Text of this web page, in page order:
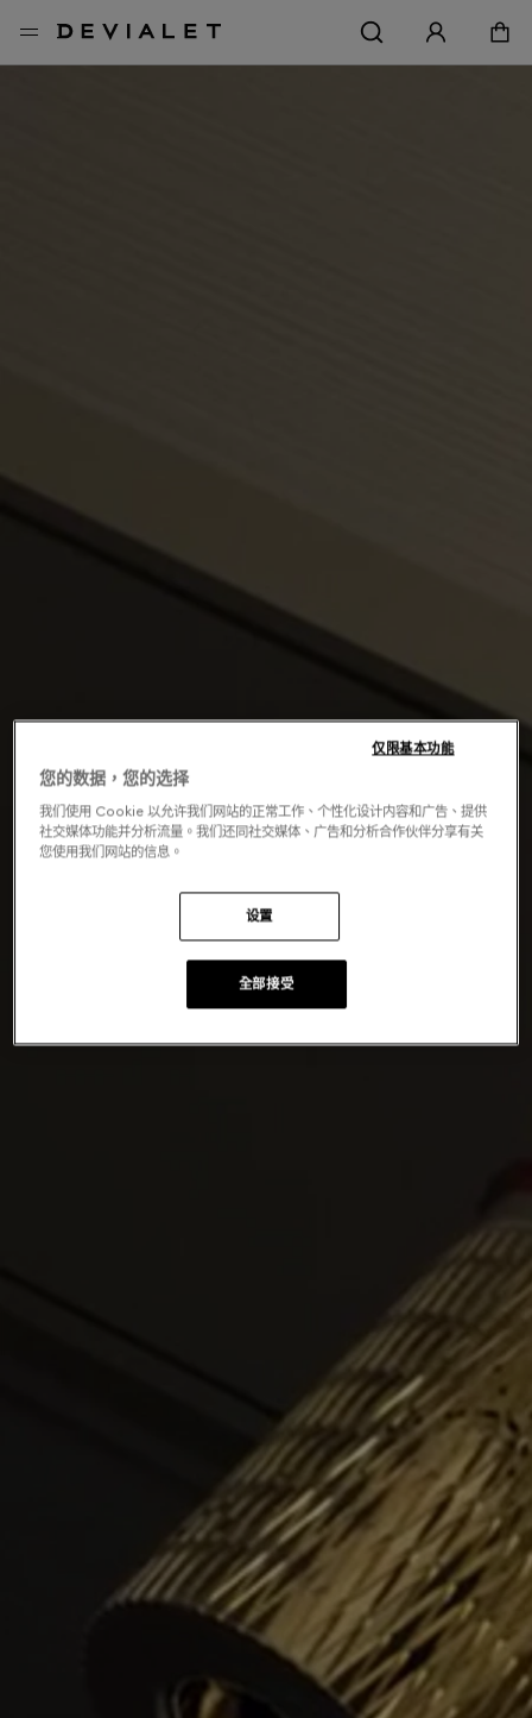
您的数据，您的选择
我们使用 Cookie 以允许我们网站的正常工作、个性化设计内容和广告、提供
社交媒体功能并分析流量。我们还同社交媒体、广告和分析合作伙伴分享有关
您使用我们网站的信息。
设置
仅限基本功能
全部接受